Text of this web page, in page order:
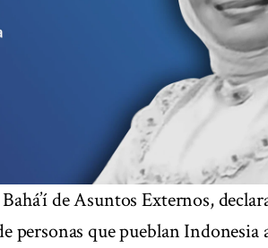
de Asuntos Externos,
personas que pueblan Indonesia